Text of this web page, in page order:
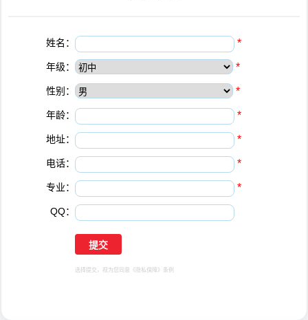
姓名： *
年级： *
性别： *
年龄： *
地址： *
电话： *
专业： *
QQ：
选择提交，视为您同意 《隐私保障》 条例